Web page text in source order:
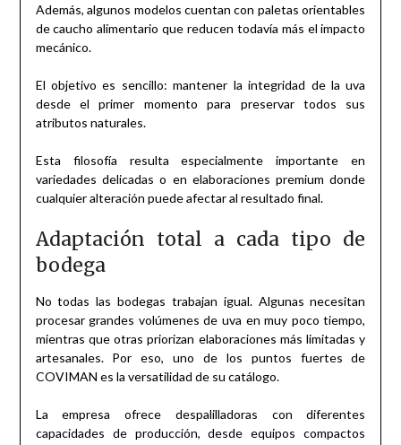
Además, algunos modelos cuentan con paletas orientables
de caucho alimentario que reducen todavía más el impacto
mecánico.
El objetivo es sencillo: mantener la integridad de la uva
desde el primer momento para preservar todos sus
atributos naturales.
Esta filosofía resulta especialmente importante en
variedades delicadas o en elaboraciones premium donde
cualquier alteración puede afectar al resultado final.
Adaptación total a cada tipo de
bodega
No todas las bodegas trabajan igual. Algunas necesitan
procesar grandes volúmenes de uva en muy poco tiempo,
mientras que otras priorizan elaboraciones más limitadas y
artesanales. Por eso, uno de los puntos fuertes de
COVIMAN es la versatilidad de su catálogo.
La empresa ofrece despalilladoras con diferentes
capacidades de producción, desde equipos compactos